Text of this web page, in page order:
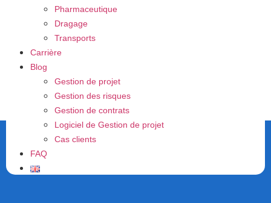
Pharmaceutique
Dragage
Transports
Carrière
Blog
Gestion de projet
Gestion des risques
Gestion de contrats
Logiciel de Gestion de projet
Cas clients
FAQ